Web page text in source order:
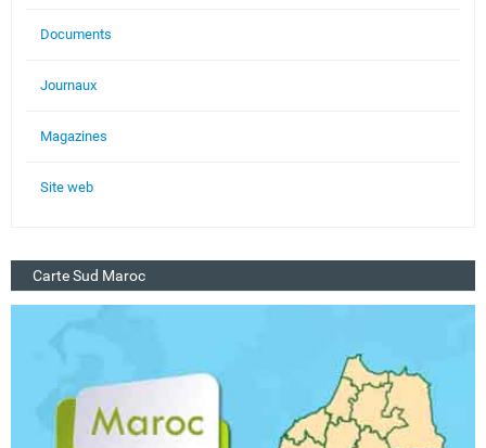
Documents
Journaux
Magazines
Site web
Carte Sud Maroc